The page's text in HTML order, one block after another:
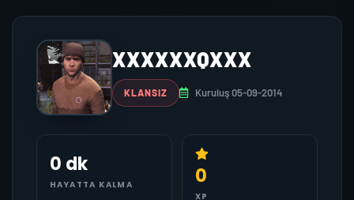
XXXXXXQXXX
KLANSIZ Kuruluş 05-09-2014
0 dk
HAYATTA KALMA 0
XP